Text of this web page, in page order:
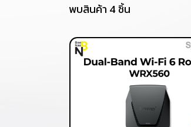
พบสินค้า 4 ชิ้น